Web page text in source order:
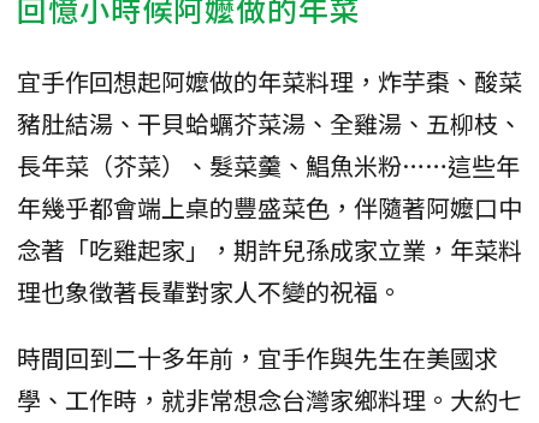
宜手作回想起阿嬤做的年菜料理，炸芋棗、酸菜
豬肚結湯、干貝蛤蠣芥菜湯、全雞湯、五柳枝、
長年菜（芥菜）、髮菜羹、鯧魚米粉……這些年
年幾乎都會端上桌的豐盛菜色，伴隨著阿嬤口中
念著「吃雞起家」，期許兒孫成家立業，年菜料
理也象徵著長輩對家人不變的祝福。
時間回到二十多年前，宜手作與先生在美國求
學、工作時，就非常想念台灣家鄉料理。大約七